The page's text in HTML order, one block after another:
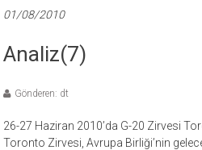
01/08/2010
Analiz(7)
Gönderen: dt
26-27 Haziran 2010’da G-20 Zirvesi
Toronto Zirvesi, Avrupa Birliği’nin